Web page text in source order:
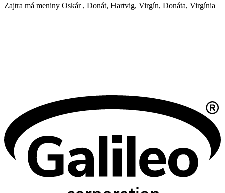
Zajtra má meniny Oskár , Donát, Hartvig, Virgín, Donáta, Virgínia